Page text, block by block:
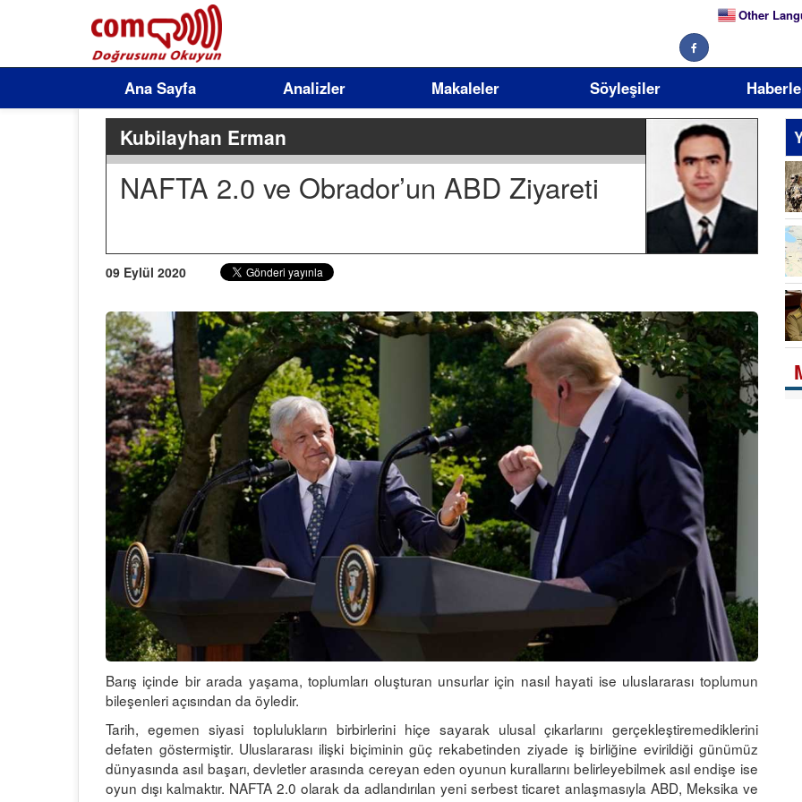
Other
Ana Sayfa Analizler Makaleler Söyleşiler
Kubilayhan Erman
NAFTA 2.0 ve Obrador’un ABD Ziyareti
09 Eylül 2020
Barış içinde bir arada yaşama, toplumları oluşturan unsurlar için nasıl hayati ise uluslararası toplumun
bileşenleri açısından da öyledir.
Tarih, egemen siyasi toplulukların birbirlerini hiçe sayarak ulusal çıkarlarını gerçekleştiremediklerini
defaten göstermiştir. Uluslararası ilişki biçiminin güç rekabetinden ziyade iş birliğine evirildiği günümüz
dünyasında asıl başarı, devletler arasında cereyan eden oyunun kurallarını belirleyebilmek asıl endişe ise
oyun dışı kalmaktır. NAFTA 2.0 olarak da adlandırılan yeni serbest ticaret anlaşmasıyla ABD, Meksika ve